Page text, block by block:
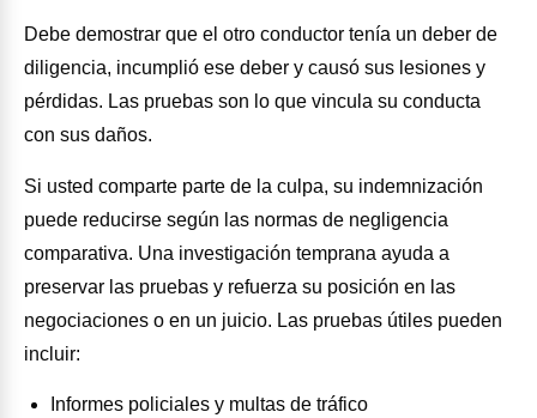
Debe demostrar que el otro conductor tenía un deber de
diligencia, incumplió ese deber y causó sus lesiones y
pérdidas. Las pruebas son lo que vincula su conducta
con sus daños.
Si usted comparte parte de la culpa, su indemnización
puede reducirse según las normas de negligencia
comparativa. Una investigación temprana ayuda a
preservar las pruebas y refuerza su posición en las
negociaciones o en un juicio. Las pruebas útiles pueden
incluir:
Informes policiales y multas de tráfico